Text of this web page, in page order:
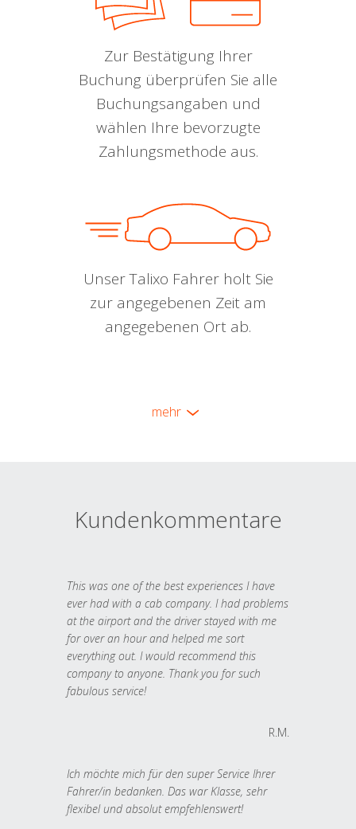
Zur Bestätigung Ihrer
Buchung überprüfen Sie alle
Buchungsangaben und
wählen Ihre bevorzugte
Zahlungsmethode aus.
Unser Talixo Fahrer holt Sie
zur angegebenen Zeit am
angegebenen Ort ab.
mehr
Kundenkommentare
This was one of the best experiences I have
ever had with a cab company. I had problems
at the airport and the driver stayed with me
for over an hour and helped me sort
everything out. I would recommend this
company to anyone. Thank you for such
fabulous service!
R.M.
Ich möchte mich für den super Service Ihrer
Fahrer/in bedanken. Das war Klasse, sehr
flexibel und absolut empfehlenswert!